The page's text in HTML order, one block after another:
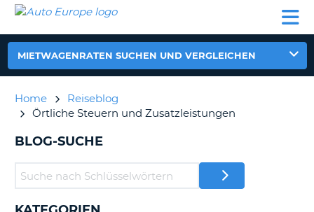
MIETWAGEN
WOHNMOBILE
AUTO
EUROPE
MIETWAGEN
WOHNMOBILE
PARTNER
HILFE
MEIN
KONTO
BUCHUNG
MIETWAGENRATEN SUCHEN UND VERGLEICHEN
Home
Reiseblog
Örtliche Steuern und Zusatzleistungen
BLOG-SUCHE